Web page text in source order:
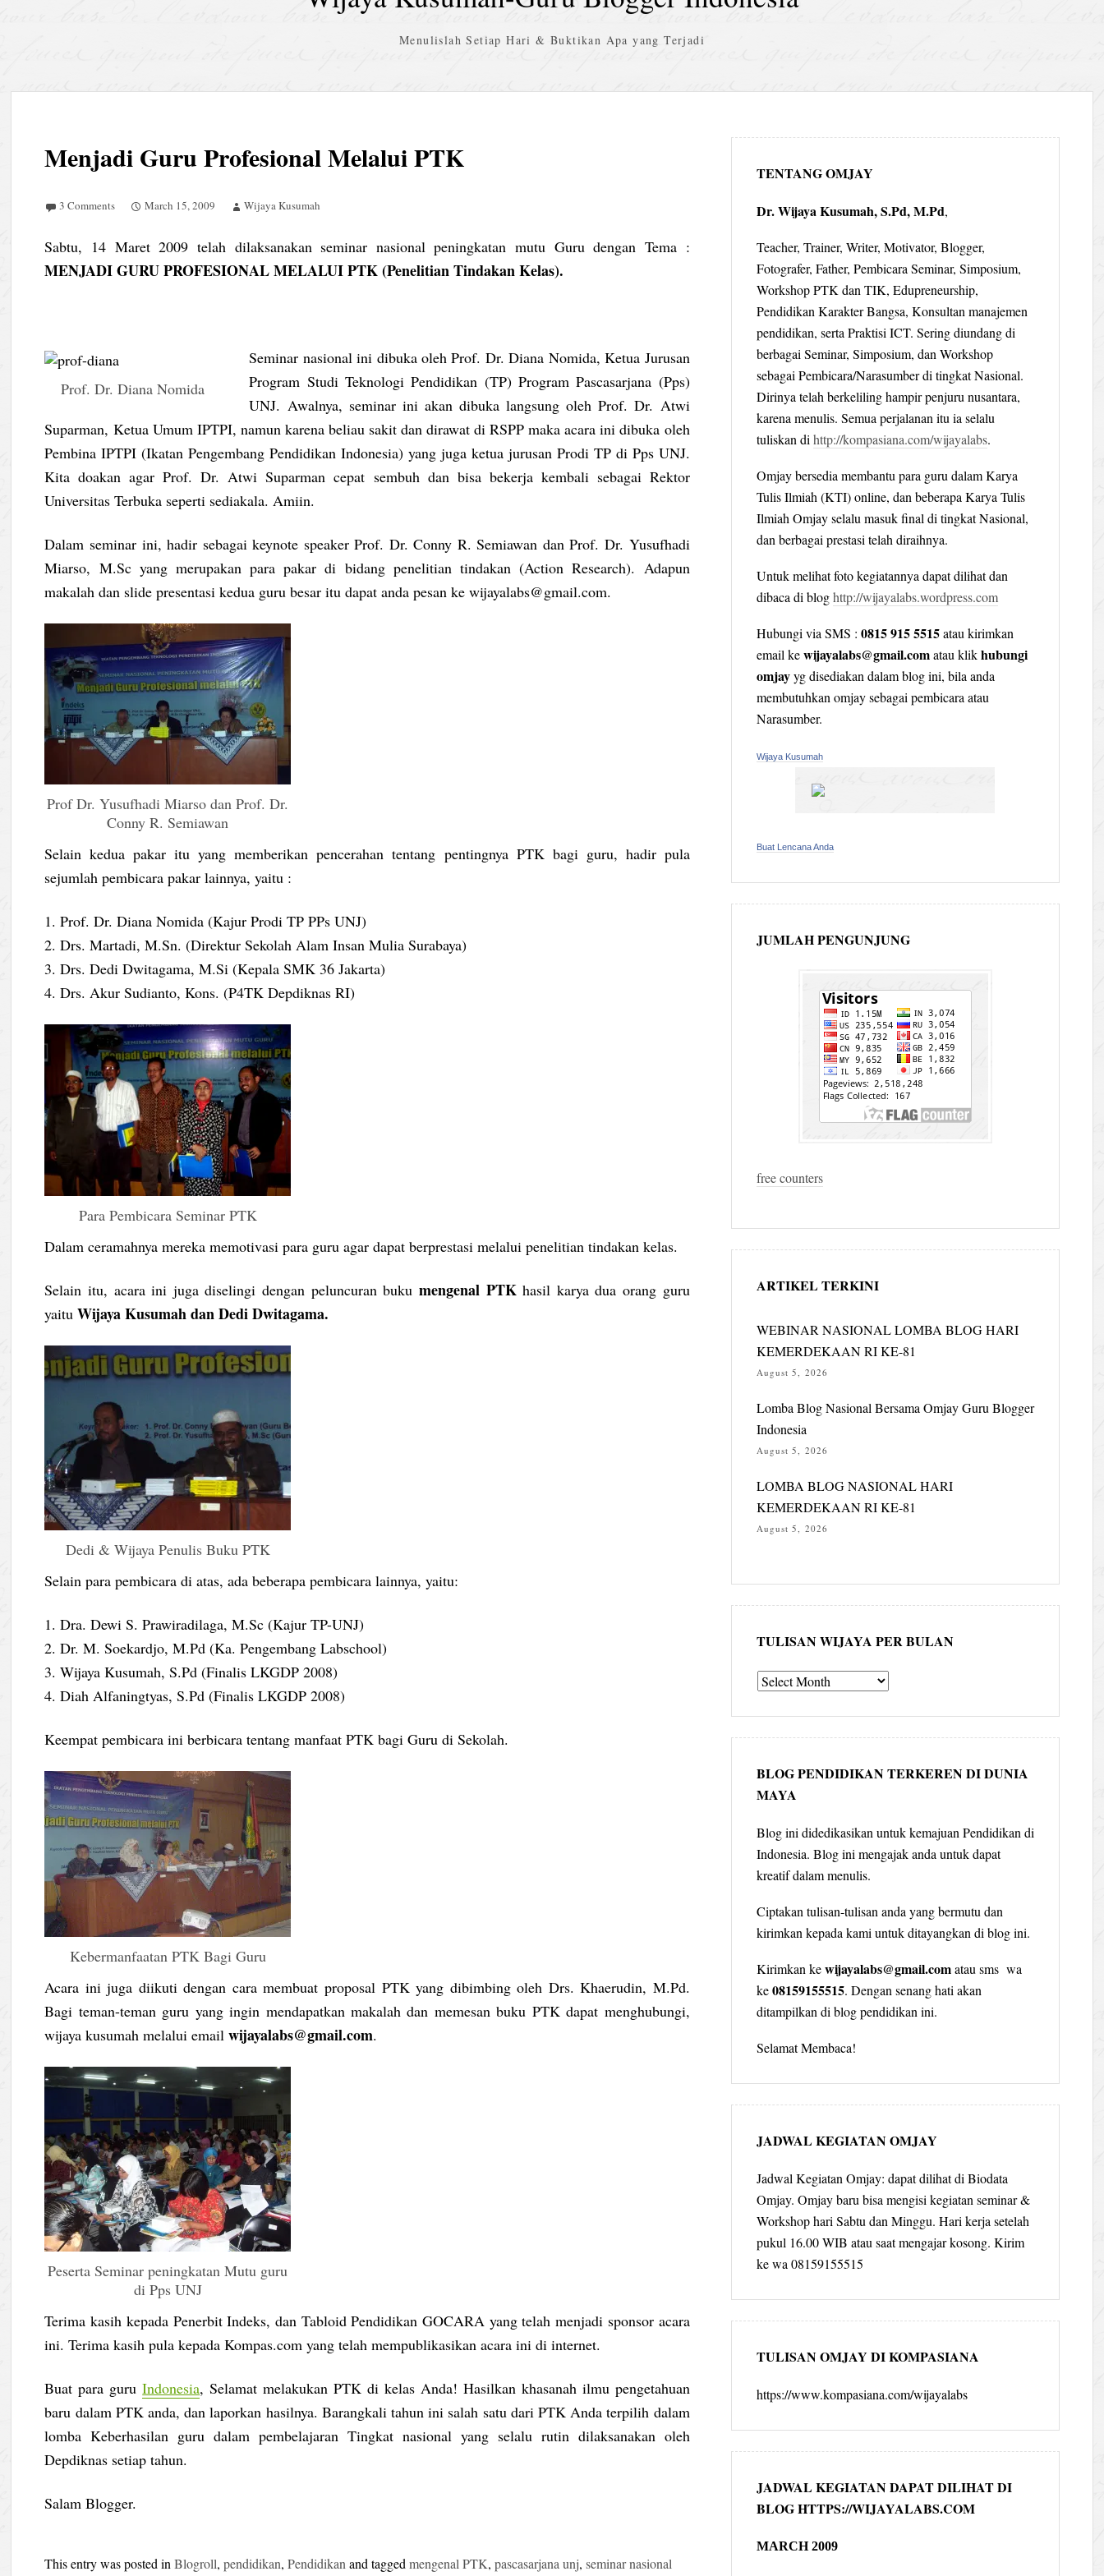
Menulislah Setiap Hari & Buktikan Apa yang Terjadi
Menjadi Guru Profesional Melalui PTK
3 Comments March 15, 2009 Wijaya Kusumah
Sabtu, 14 Maret 2009 telah dilaksanakan seminar nasional peningkatan mutu Guru dengan Tema :
MENJADI GURU PROFESIONAL MELALUI PTK (Penelitian Tindakan Kelas).
Prof. Dr. Diana Nomida
Seminar nasional ini dibuka oleh Prof. Dr. Diana Nomida, Ketua Jurusan
Program Studi Teknologi Pendidikan (TP) Program Pascasarjana (Pps)
UNJ. Awalnya, seminar ini akan dibuka langsung oleh Prof. Dr. Atwi
Suparman, Ketua Umum IPTPI, namun karena beliau sakit dan dirawat di RSPP maka acara ini dibuka oleh
Pembina IPTPI (Ikatan Pengembang Pendidikan Indonesia) yang juga ketua jurusan Prodi TP di Pps UNJ.
Kita doakan agar Prof. Dr. Atwi Suparman cepat sembuh dan bisa bekerja kembali sebagai Rektor
Universitas Terbuka seperti sediakala. Amiin.
Dalam seminar ini, hadir sebagai keynote speaker Prof. Dr. Conny R. Semiawan dan Prof. Dr. Yusufhadi
Miarso, M.Sc yang merupakan para pakar di bidang penelitian tindakan (Action Research). Adapun
makalah dan slide presentasi kedua guru besar itu dapat anda pesan ke wijayalabs@gmail.com.
Prof Dr. Yusufhadi Miarso dan Prof. Dr.
Conny R. Semiawan
Selain kedua pakar itu yang memberikan pencerahan tentang pentingnya PTK bagi guru, hadir pula
sejumlah pembicara pakar lainnya, yaitu :
1. Prof. Dr. Diana Nomida (Kajur Prodi TP PPs UNJ)
2. Drs. Martadi, M.Sn. (Direktur Sekolah Alam Insan Mulia Surabaya)
3. Drs. Dedi Dwitagama, M.Si (Kepala SMK 36 Jakarta)
4. Drs. Akur Sudianto, Kons. (P4TK Depdiknas RI)
Para Pembicara Seminar PTK
Dalam ceramahnya mereka memotivasi para guru agar dapat berprestasi melalui penelitian tindakan kelas.
Selain itu, acara ini juga diselingi dengan peluncuran buku mengenal PTKhasil karya dua orang guru
yaituWijaya Kusumah dan Dedi Dwitagama.
Dedi & Wijaya Penulis Buku PTK
Selain para pembicara di atas, ada beberapa pembicara lainnya, yaitu:
1. Dra. Dewi S. Prawiradilaga, M.Sc (Kajur TP-UNJ)
2. Dr. M. Soekardjo, M.Pd (Ka. Pengembang Labschool)
3. Wijaya Kusumah, S.Pd (Finalis LKGDP 2008)
4. Diah Alfaningtyas, S.Pd (Finalis LKGDP 2008)
Keempat pembicara ini berbicara tentang manfaat PTK bagi Guru di Sekolah.
Kebermanfaatan PTK Bagi Guru
Acara ini juga diikuti dengan cara membuat proposal PTK yang dibimbing oleh Drs. Khaerudin, M.Pd.
Bagi teman-teman guru yang ingin mendapatkan makalah dan memesan buku PTK dapat menghubungi,
wijaya kusumah melalui emailwijayalabs@gmail.com.
Peserta Seminar peningkatan Mutu guru
di Pps UNJ
Terima kasih kepada Penerbit Indeks, dan Tabloid Pendidikan GOCARA yang telah menjadi sponsor acara
ini. Terima kasih pula kepada Kompas.com yang telah mempublikasikan acara ini di internet.
Buat para guruIndonesia, Selamat melakukan PTK di kelas Anda! Hasilkan khasanah ilmu pengetahuan
baru dalam PTK anda, dan laporkan hasilnya. Barangkali tahun ini salah satu dari PTK Anda terpilih dalam
lomba Keberhasilan guru dalam pembelajaran Tingkat nasional yang selalu rutin dilaksanakan oleh
Depdiknas setiap tahun.
Salam Blogger.
This entry was posted inBlogroll,pendidikan,Pendidikan and taggedmengenal PTK,pascasarjana unj,seminar nasional
TENTANG OMJAY
Dr. Wijaya Kusumah, S.Pd, M.Pd,
Teacher, Trainer, Writer, Motivator, Blogger,
Fotografer, Father, Pembicara Seminar, Simposium,
Workshop PTK dan TIK, Edupreneurship,
Pendidikan Karakter Bangsa, Konsultan manajemen
pendidikan, serta Praktisi ICT. Sering diundang di
berbagai Seminar, Simposium, dan Workshop
sebagai Pembicara/Narasumber di tingkat Nasional.
Dirinya telah berkeliling hampir penjuru nusantara,
karena menulis. Semua perjalanan itu ia selalu
tuliskan di http://kompasiana.com/wijayalabs.
Omjay bersedia membantu para guru dalam Karya
Tulis Ilmiah (KTI) online, dan beberapa Karya Tulis
Ilmiah Omjay selalu masuk final di tingkat Nasional,
dan berbagai prestasi telah diraihnya.
Untuk melihat foto kegiatannya dapat dilihat dan
dibaca di bloghttp://wijayalabs.wordpress.com
Hubungi via SMS : 0815 915 5515atau kirimkan
email kewijayalabs@gmail.comatau klikhubungi
omjayyg disediakan dalam blog ini, bila anda
membutuhkan omjay sebagai pembicara atau
Narasumber.
Wijaya Kusumah
Buat Lencana Anda
JUMLAH PENGUNJUNG
free counters
ARTIKEL TERKINI
WEBINAR NASIONAL LOMBA BLOG HARI
KEMERDEKAAN RI KE-81
August 5, 2026
Lomba Blog Nasional Bersama Omjay Guru Blogger
Indonesia
August 5, 2026
LOMBA BLOG NASIONAL HARI
KEMERDEKAAN RI KE-81
August 5, 2026
TULISAN WIJAYA PER BULAN
Tulisan
per
bulan
BLOG PENDIDIKAN TERKEREN DI DUNIA
MAYA
Blog ini didedikasikan untuk kemajuan Pendidikan di
Indonesia. Blog ini mengajak anda untuk dapat
kreatif dalam menulis.
Ciptakan tulisan-tulisan anda yang bermutu dan
kirimkan kepada kami untuk ditayangkan di blog ini.
Kirimkan kewijayalabs@gmail.comatau sms wa
ke08159155515. Dengan senang hati akan
ditampilkan di blog pendidikan ini.
Selamat Membaca!
JADWAL KEGIATAN OMJAY
Jadwal Kegiatan Omjay: dapat dilihat di Biodata
Omjay. Omjay baru bisa mengisi kegiatan seminar &
Workshop hari Sabtu dan Minggu. Hari kerja setelah
pukul 16.00 WIB atau saat mengajar kosong. Kirim
ke wa 08159155515
TULISAN OMJAY DI KOMPASIANA
https://www.kompasiana.com/wijayalabs
JADWAL KEGIATAN DAPAT DILIHAT DI
BLOG HTTPS://WIJAYALABS.COM
MARCH 2009